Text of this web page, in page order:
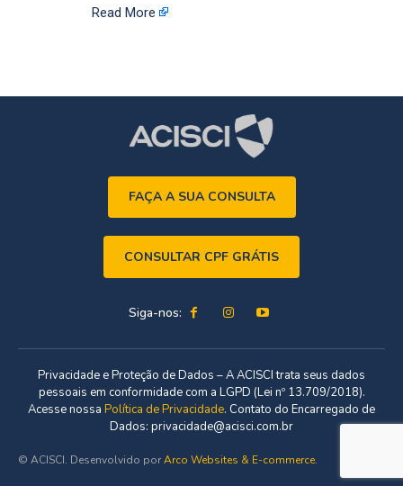
Read More
FAÇA A SUA CONSULTA
CONSULTAR CPF GRÁTIS
Siga-nos:
Privacidade e Proteção de Dados – A ACISCI trata seus dados
pessoais em conformidade com a LGPD (Lei nº 13.709/2018).
Acesse nossa Política de Privacidade. Contato do Encarregado de
Dados: privacidade@acisci.com.br
© ACISCI. Desenvolvido porArco Websites & E-commerce.